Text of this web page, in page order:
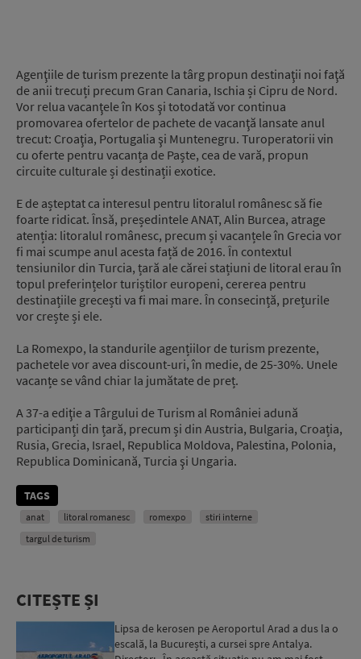
Agenţiile de turism prezente la târg propun destinaţii noi faţă
de anii trecuți precum Gran Canaria, Ischia și Cipru de Nord.
Vor relua vacanţele în Kos şi totodată vor continua
promovarea ofertelor de pachete de vacanţă lansate anul
trecut: Croaţia, Portugalia şi Muntenegru. Turoperatorii vin
cu oferte pentru vacanța de Paște, cea de vară, propun
circuite culturale și destinații exotice.
E de așteptat ca interesul pentru litoralul românesc să fie
foarte ridicat. Însă, președintele ANAT, Alin Burcea, atrage
atenția: litoralul românesc, precum și vacanțele în Grecia vor
fi mai scumpe anul acesta față de 2016. În contextul
tensiunilor din Turcia, țară ale cărei stațiuni de litoral erau în
topul preferințelor turiștilor europeni, cererea pentru
destinațiile grecești va fi mai mare. În consecință, prețurile
vor crește și ele.
La Romexpo, la standurile agențiilor de turism prezente,
pachetele vor avea discount-uri, în medie, de 25-30%. Unele
vacanțe se vând chiar la jumătate de preț.
A 37-a ediţie a Târgului de Turism al României adună
participanți din țară, precum și din Austria, Bulgaria, Croația,
Rusia, Grecia, Israel, Republica Moldova, Palestina, Polonia,
Republica Dominicană, Turcia şi Ungaria.
TAGS
anat litoral romanesc romexpo
stiri interne
targul de turism
CITEȘTE ȘI
Lipsa de kerosen pe Aeroportul Arad a dus la o
escală, la București, a cursei spre Antalya.